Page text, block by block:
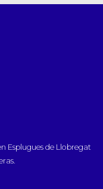
Esplugues de Llobregat